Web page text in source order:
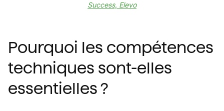
Success, Elevo
Pourquoi les compétences
techniques sont-elles
essentielles ?